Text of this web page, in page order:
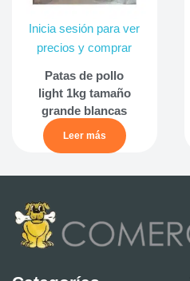
Inicia sesión para ver
precios y comprar
Patas de pollo
light 1kg tamaño
grande blancas
Leer más